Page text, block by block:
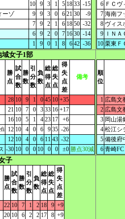
10 9 3 1 5 18 33 -15
ーゾ 9 9 3 0 6 21 30
-9
7 9 2 1 6 18 50 -32
6 9 2 0 7 16 30 -14
1 9 0 1 8 6 42 -36
6 ＦＣヴ
7 海南フ
8 ヴィス
9 ＩＮ
10 栗東Ｆ
域女子1部
勝
点
試
合
数
勝
数
引
分
数
負
数
総
得
点
総
失
点
得
失
点
差
備考
28 10 9 1 0 45 10 +35
21 10 7 0 3 33 16 +17
16 10 5 1 4 23 17
+6
12 10 4 0 6 9 35 -26
12 10 4 0 6 11 43 -32
-30 10 0 0 10 0 0 ±0 勝点30減
順
位
1 広島文
2 広島文
3 岡山湯
4 松江シ
5 備後府
6 青崎
子
勝
点
試
合
数
勝
数
引
分
数
負
数
総
得
点
総
失
点
得
失
点
差
22 10 7 1 2 18 9 +9
20 10 6 2 2 17 8 +9